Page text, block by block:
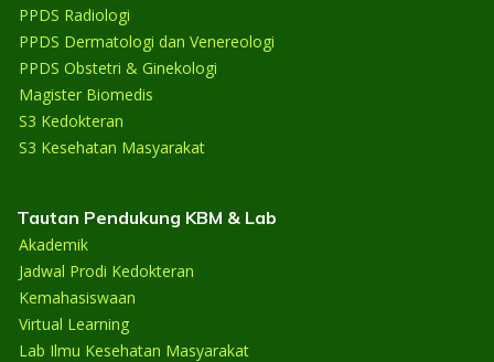
PPDS Radiologi
PPDS Dermatologi dan Venereologi
PPDS Obstetri & Ginekologi
Magister Biomedis
S3 Kedokteran
S3 Kesehatan Masyarakat
Tautan Pendukung KBM & Lab
Akademik
Jadwal Prodi Kedokteran
Kemahasiswaan
Virtual Learning
Lab Ilmu Kesehatan Masyarakat